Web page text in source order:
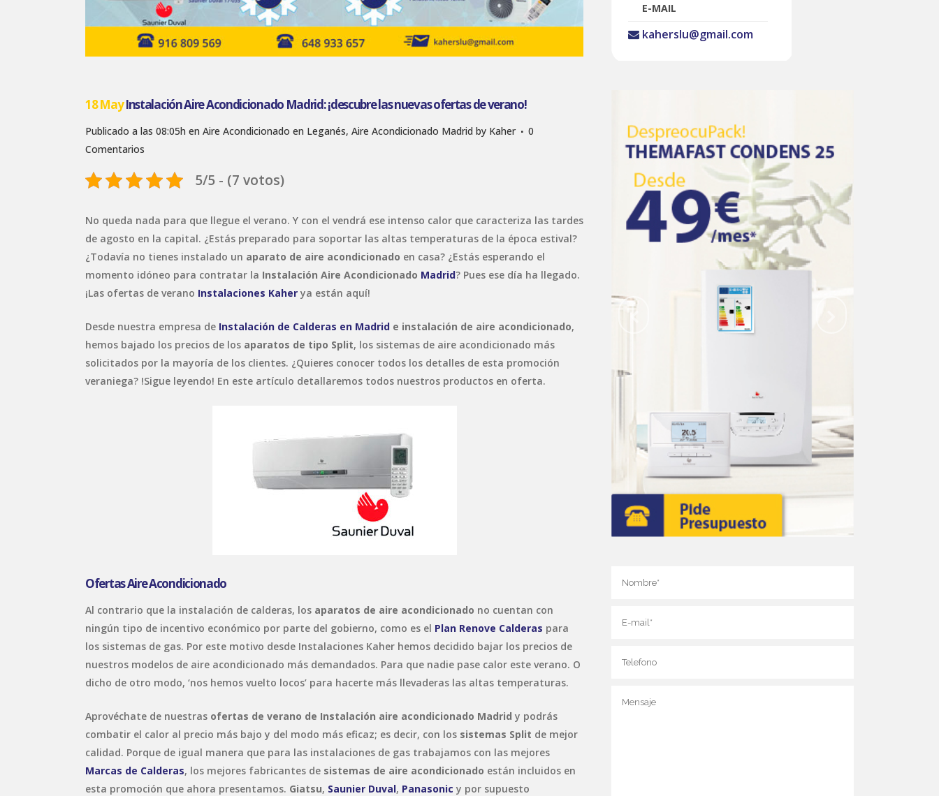
18 MayInstalación Aire Acondicionado Madrid: ¡descubre las nuevas ofertas de verano!
Publicado a las 08:05h en Aire Acondicionado en Leganés, Aire Acondicionado Madrid by Kaher
0
Comentarios
5/5 - (7 votos)
No queda nada para que llegue el verano. Y con el vendrá ese intenso calor que caracteriza las tardes
de agosto en la capital. ¿Estás preparado para soportar las altas temperaturas de la época estival?
¿Todavía no tienes instalado un aparato de aire acondicionado en casa? ¿Estás esperando el
momento idóneo para contratar la Instalación Aire Acondicionado Madrid? Pues ese día ha llegado.
¡Las ofertas de verano Instalaciones Kaher ya están aquí!
Desde nuestra empresa de Instalación de Calderas en Madrid e instalación de aire acondicionado,
hemos bajado los precios de los aparatos de tipo Split, los sistemas de aire acondicionado más
solicitados por la mayoría de los clientes. ¿Quieres conocer todos los detalles de esta promoción
veraniega? !Sigue leyendo! En este artículo detallaremos todos nuestros productos en oferta.
Ofertas Aire Acondicionado
Al contrario que la instalación de calderas, los aparatos de aire acondicionado no cuentan con
ningún tipo de incentivo económico por parte del gobierno, como es el Plan Renove Calderas para
los sistemas de gas. Por este motivo desde Instalaciones Kaher hemos decidido bajar los precios de
nuestros modelos de aire acondicionado más demandados. Para que nadie pase calor este verano. O
dicho de otro modo, ‘nos hemos vuelto locos’ para hacerte más llevaderas las altas temperaturas.
Aprovéchate de nuestras ofertas de verano de Instalación aire acondicionado Madrid y podrás
combatir el calor al precio más bajo y del modo más eficaz; es decir, con los sistemas Split de mejor
calidad. Porque de igual manera que para las instalaciones de gas trabajamos con las mejores
Marcas de Calderas, los mejores fabricantes de sistemas de aire acondicionado están incluidos en
esta promoción que ahora presentamos. Giatsu, Saunier Duval, Panasonic y por supuesto
E-MAIL
kaherslu@gmail.com